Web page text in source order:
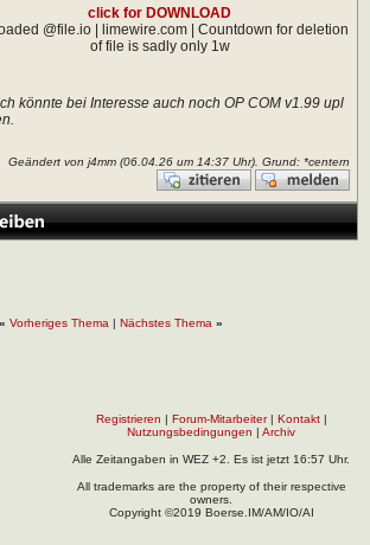
click for DOWNLOAD
@file.io | limewire.com | Countdown for deletion
of file is sadly only 1w
könnte bei Interesse auch noch OP COM v1.99 upl
Geändert von j4mm (06.04.26 um 14:37Uhr). Grund: *centern
« Vorheriges Thema | Nächstes Thema »
Registrieren | Forum-Mitarbeiter| Kontakt|
Nutzungsbedingungen | Archiv
Alle Zeitangaben in WEZ +2. Es ist jetzt 16:57 Uhr.
All trademarks are the property of their respective
owners.
Copyright ©2019 Boerse.IM/AM/IO/AI